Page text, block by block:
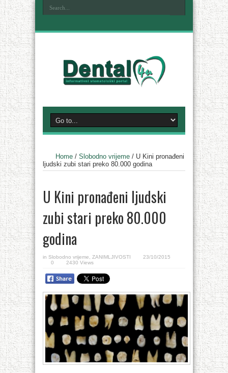
Home / Slobodno vrijeme / U Kini pronađeni
ljudski zubi stari preko 80.000 godina
U Kini pronađeni ljudski
zubi stari preko 80.000
godina
in Slobodno vrijeme ZANIMLJIVOSTI
23/10/2015
0
2430 Views